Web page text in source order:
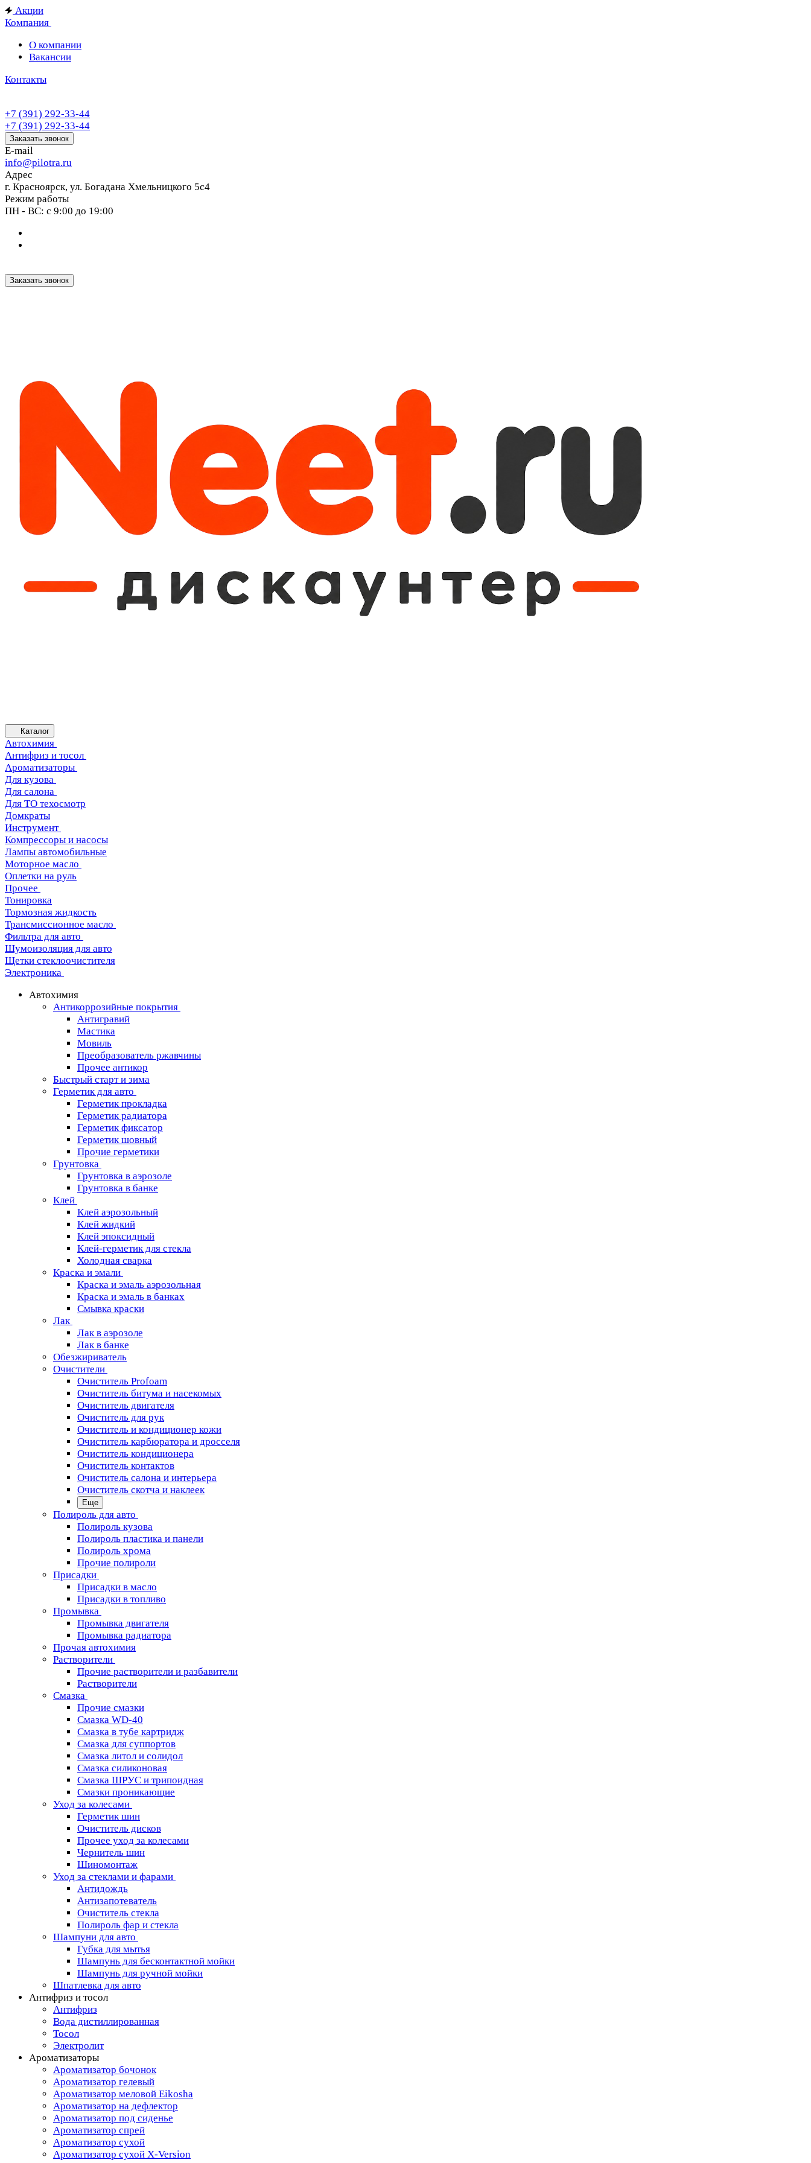
Акции
Компания
О компании
Вакансии
Контакты
+7 (391) 292-33-44
+7 (391) 292-33-44
Заказать звонок
E-mail
info@pilotra.ru
Адрес
г. Красноярск, ул. Богадана Хмельницкого 5с4
Режим работы
ПН - ВС: с 9:00 до 19:00
Заказать звонок
Каталог
Автохимия
Антифриз и тосол
Ароматизаторы
Для кузова
Для салона
Для ТО техосмотр
Домкраты
Инструмент
Компрессоры и насосы
Лампы автомобильные
Моторное масло
Оплетки на руль
Прочее
Тонировка
Тормозная жидкость
Трансмиссионное масло
Фильтра для авто
Шумоизоляция для авто
Щетки стеклоочистителя
Электроника
Автохимия
Антикоррозийные покрытия
Антигравий
Мастика
Мовиль
Преобразователь ржавчины
Прочее антикор
Быстрый старт и зима
Герметик для авто
Герметик прокладка
Герметик радиатора
Герметик фиксатор
Герметик шовный
Прочие герметики
Грунтовка
Грунтовка в аэрозоле
Грунтовка в банке
Клей
Клей аэрозольный
Клей жидкий
Клей эпоксидный
Клей-герметик для стекла
Холодная сварка
Краска и эмали
Краска и эмаль аэрозольная
Краска и эмаль в банках
Смывка краски
Лак
Лак в аэрозоле
Лак в банке
Обезжириватель
Очистители
Очиститель Profoam
Очиститель битума и насекомых
Очиститель двигателя
Очиститель для рук
Очиститель и кондиционер кожи
Очиститель карбюратора и дросселя
Очиститель кондиционера
Очиститель контактов
Очиститель салона и интерьера
Очиститель скотча и наклеек
Еще
Полироль для авто
Полироль кузова
Полироль пластика и панели
Полироль хрома
Прочие полироли
Присадки
Присадки в масло
Присадки в топливо
Промывка
Промывка двигателя
Промывка радиатора
Прочая автохимия
Растворители
Прочие растворители и разбавители
Растворители
Смазка
Прочие смазки
Смазка WD-40
Смазка в тубе картридж
Смазка для суппортов
Смазка литол и солидол
Смазка силиконовая
Смазка ШРУС и трипоидная
Смазки проникающие
Уход за колесами
Герметик шин
Очиститель дисков
Прочее уход за колесами
Чернитель шин
Шиномонтаж
Уход за стеклами и фарами
Антидождь
Антизапотеватель
Очиститель стекла
Полироль фар и стекла
Шампуни для авто
Губка для мытья
Шампунь для бесконтактной мойки
Шампунь для ручной мойки
Шпатлевка для авто
Антифриз и тосол
Антифриз
Вода дистиллированная
Тосол
Электролит
Ароматизаторы
Ароматизатор бочонок
Ароматизатор гелевый
Ароматизатор меловой Eikosha
Ароматизатор на дефлектор
Ароматизатор под сиденье
Ароматизатор спрей
Ароматизатор сухой
Ароматизатор сухой X-Version